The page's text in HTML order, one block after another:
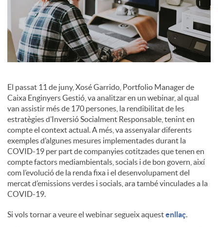
s
El passat 11 de juny, Xosé Garrido, Portfolio Manager de
Caixa Enginyers Gestió, va analitzar en un webinar, al qual
van assistir més de 170 persones, la rendibilitat de les
estratègies d’Inversió Socialment Responsable, tenint en
compte el context actual. A més, va assenyalar diferents
exemples d’algunes mesures implementades durant la
COVID-19 per part de companyies cotitzades que tenen en
compte factors mediambientals, socials i de bon govern, així
com l’evolució de la renda fixa i el desenvolupament del
mercat d’emissions verdes i socials, ara també vinculades a la
COVID-19.
Si vols tornar a veure el webinar segueix aquestenllaç.